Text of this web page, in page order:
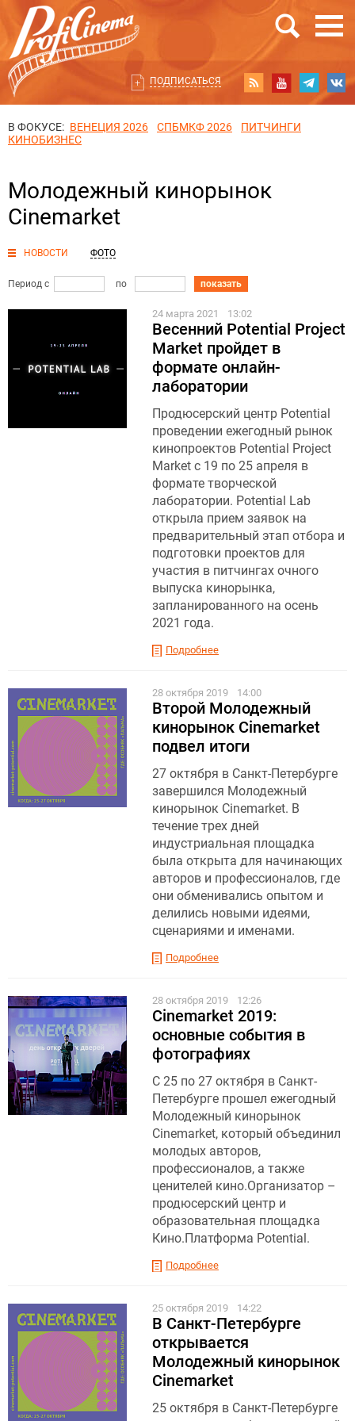
ПОДПИСАТЬСЯ
В ФОКУСЕ: ВЕНЕЦИЯ 2026 СПБМКФ 2026
ПИТЧИНГИ
КИНОБИЗНЕС
Молодежный кинорынок
Cinemarket
НОВОСТИ ФОТО
Период с по показать
24 марта 2021 13:02
Весенний Potential Project
Market пройдет в
формате онлайн-
лаборатории
Продюсерский центр Potential
проведении ежегодный рынок
кинопроектов Potential Project
Market c 19 по 25 апреля в
формате творческой
лаборатории. Potential Lab
открыла прием заявок на
предварительный этап отбора и
подготовки проектов для
участия в питчингах очного
выпуска кинорынка,
запланированного на осень
2021 года.
Подробнее
28 октября 2019 14:00
Второй Молодежный
кинорынок Cinemarket
подвел итоги
27 октября в Санкт-Петербурге
завершился Молодежный
кинорынок Cinemarket. В
течение трех дней
индустриальная площадка
была открыта для начинающих
авторов и профессионалов, где
они обменивались опытом и
делились новыми идеями,
сценариями и именами.
Подробнее
28 октября 2019 12:26
Cinemarket 2019:
основные события в
фотографиях
С 25 по 27 октября в Санкт-
Петербурге прошел ежегодный
Молодежный кинорынок
Cinemarket, который объединил
молодых авторов,
профессионалов, а также
ценителей кино.Организатор –
продюсерский центр и
образовательная площадка
Кино.Платформа Potential.
Подробнее
25 октября 2019 14:22
В Санкт-Петербурге
открывается
Молодежный кинорынок
Cinemarket
25 октября в Санкт-Петербурге